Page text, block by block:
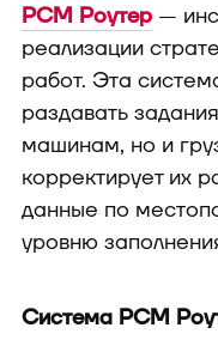
РСМ Роутер —
реализации
работ. Эта
раздавать
машинам, но и
корректирует их
данные по
уровню
Система РСМ